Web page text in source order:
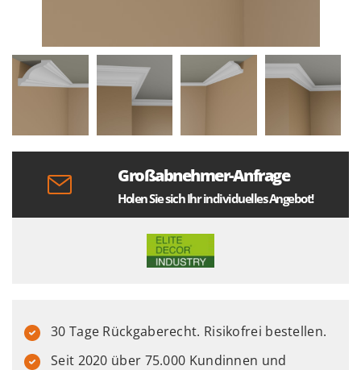
Großabnehmer-Anfrage
Holen Sie sich Ihr individuelles Angebot!
30 Tage Rückgaberecht. Risikofrei bestellen.
Seit 2020 über 75.000 Kundinnen und